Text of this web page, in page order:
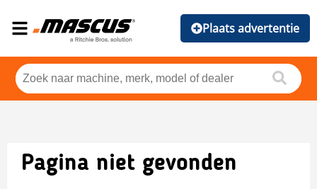
Plaats advertentie
Pagina niet gevonden